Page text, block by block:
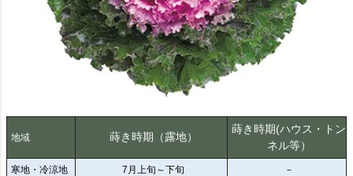
地域 蒔き時期（露地）
蒔き時期(ハウス・トン
ネル等）
寒地・冷涼地 7月上旬～下旬 －